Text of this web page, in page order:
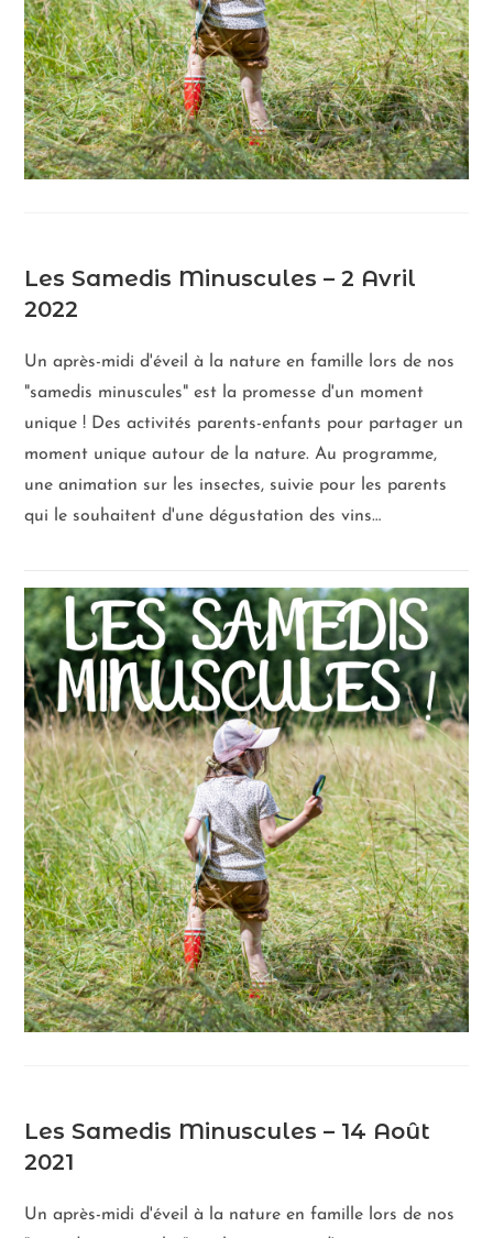
Les Samedis Minuscules – 2 Avril
2022
Un après-midi d'éveil à la nature en famille lors de nos
"samedis minuscules" est la promesse d'un moment
unique ! Des activités parents-enfants pour partager un
moment unique autour de la nature. Au programme,
une animation sur les insectes, suivie pour les parents
qui le souhaitent d'une dégustation des vins…
Les Samedis Minuscules – 14 Août
2021
Un après-midi d'éveil à la nature en famille lors de nos